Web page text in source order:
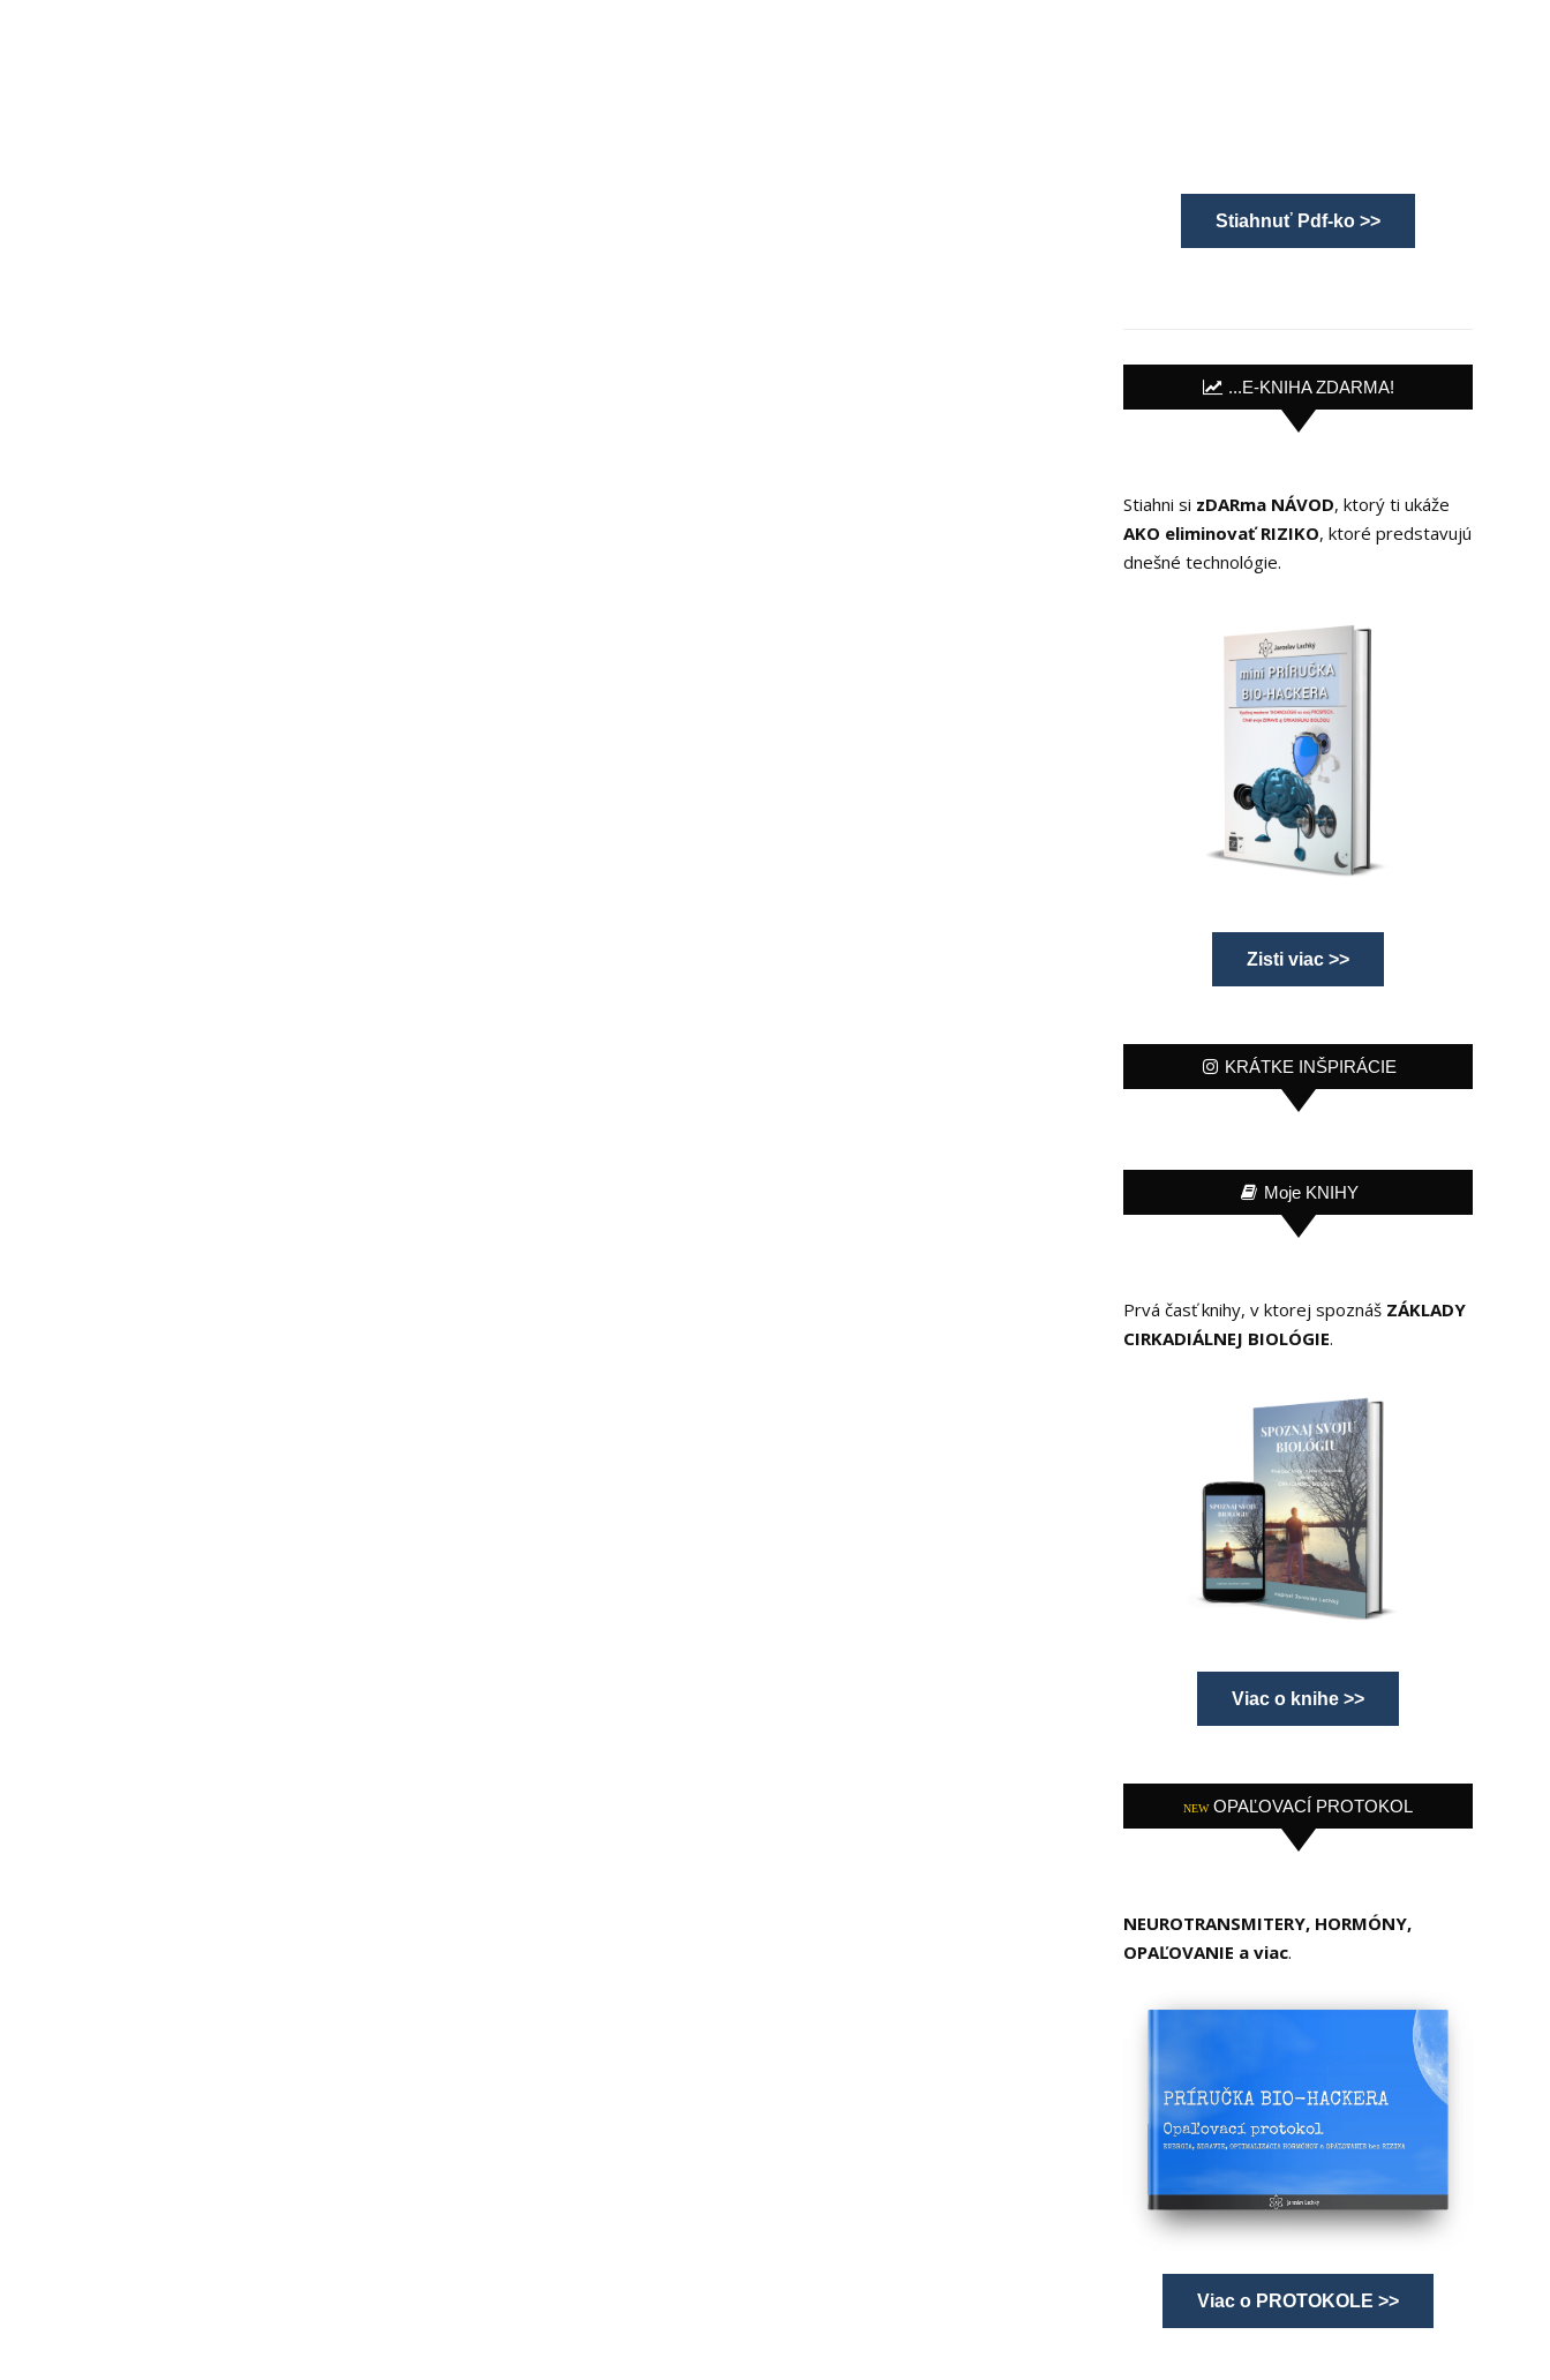
Stiahnuť Pdf-ko >>
...E-KNIHA ZDARMA!
Stiahni si zDARma NÁVOD, ktorý ti ukáže
AKO eliminovať RIZIKO, ktoré predstavujú
dnešné technológie.
Zisti viac >>
KRÁTKE INŠPIRÁCIE
Moje KNIHY
Prvá časť knihy, v ktorej spoznáš ZÁKLADY
CIRKADIÁLNEJ BIOLÓGIE.
Viac o knihe >>
NEW OPAĽOVACÍ PROTOKOL
NEUROTRANSMITERY, HORMÓNY,
OPAĽOVANIE a viac.
Viac o PROTOKOLE >>